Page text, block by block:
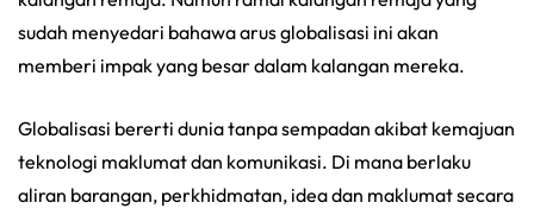
sudah menyedari bahawa arus globalisasi ini akan
memberi impak yang besar dalam kalangan mereka.
Globalisasi bererti dunia tanpa sempadan akibat kemajuan
teknologi maklumat dan komunikasi. Di mana berlaku
aliran barangan, perkhidmatan, idea dan maklumat secara